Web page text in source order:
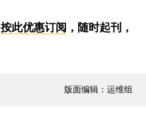
按此优惠订阅 ，随时起刊，
版面编辑：运维组